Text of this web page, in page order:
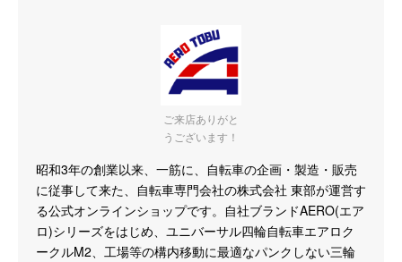
ご来店ありがと
うございます！
昭和3年の創業以来、一筋に、自転車の企画・製造・販売
に従事して来た、自転車専門会社の株式会社 東部が運営す
る公式オンラインショップです。自社ブランドAERO(エア
ロ)シリーズをはじめ、ユニバーサル四輪自転車エアロク
ークルM2、工場等の構内移動に最適なパンクしない三輪